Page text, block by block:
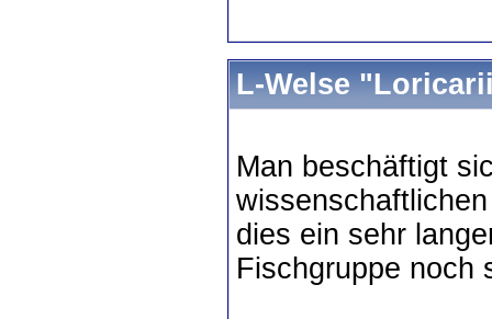
L-Welse
Man beschäftigt
dies ein sehr
Fischgruppe noch